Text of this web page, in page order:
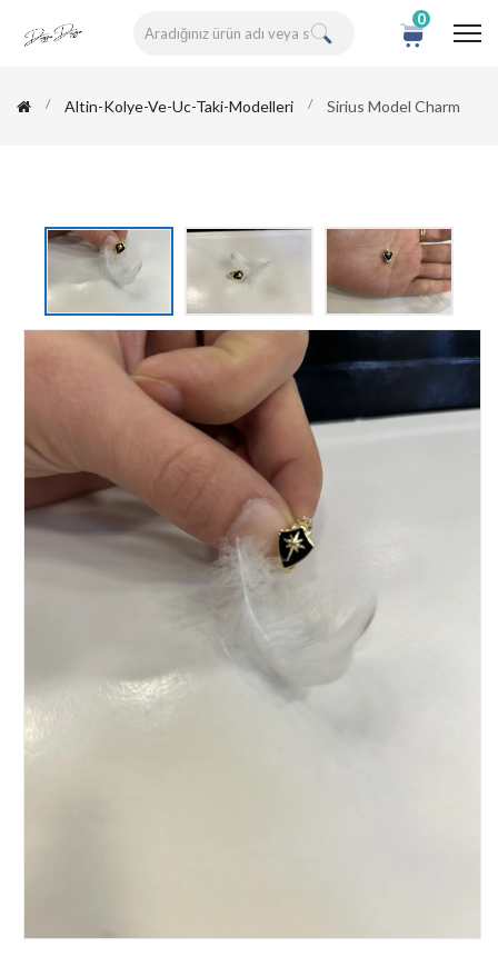
0
Altin-Kolye-Ve-Uc-Taki-Modelleri Sirius Model Charm